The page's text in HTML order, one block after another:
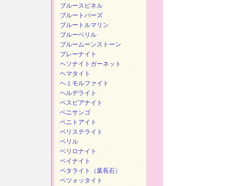
ブルースピネル
ブルートパーズ
ブルートルマリン
ブルーベリル
ブルームーンストーン
プレーナイト
ヘソナイトガーネット
ヘマタイト
ヘミモルファイト
ヘルデライト
ベスビアナイト
ベニサンゴ
ベニトアイト
ベリステライト
ベリル
ベリロナイト
ペイナイト
ペタライト（葉長石）
ペツォッタイト